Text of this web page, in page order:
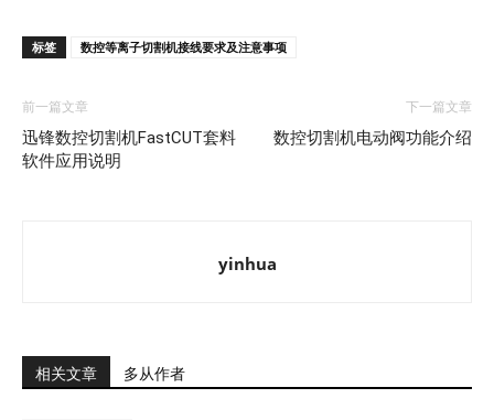
标签 数控等离子切割机接线要求及注意事项
前一篇文章
迅锋数控切割机FastCUT套料
软件应用说明
下一篇文章
数控切割机电动阀功能介绍
yinhua
相关文章 多从作者